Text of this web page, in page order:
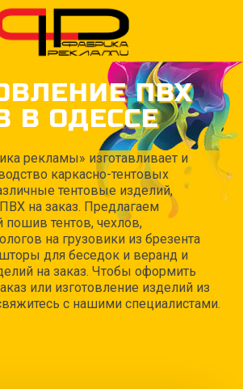
ПВХ
В ОДЕССЕ
рекламы» изготавливает и
каркасно-тентовых
тентовые изделий,
на заказ. Предлагаем
тентов, чехлов,
на грузовики из брезента
для беседок и веранд и
на заказ. Чтобы оформить
или изготовление изделий из
с нашими специалистами.